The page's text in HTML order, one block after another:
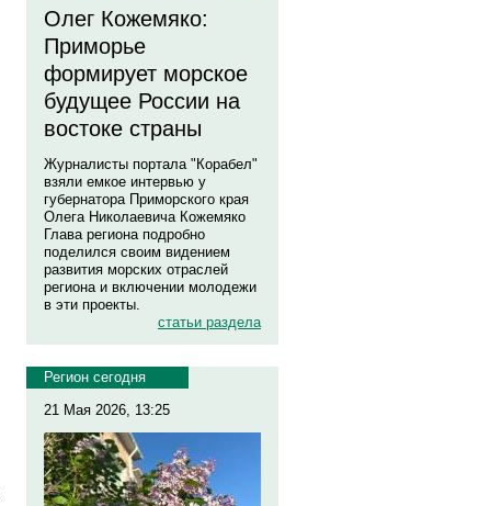
Олег Кожемяко:
Приморье
формирует морское
будущее России на
востоке страны
Журналисты портала "Корабел"
взяли емкое интервью у
губернатора Приморского края
Олега Николаевича Кожемяко
Глава региона подробно
поделился своим видением
развития морских отраслей
региона и включении молодежи
в эти проекты.
статьи раздела
Регион сегодня
21 Мая 2026, 13:25